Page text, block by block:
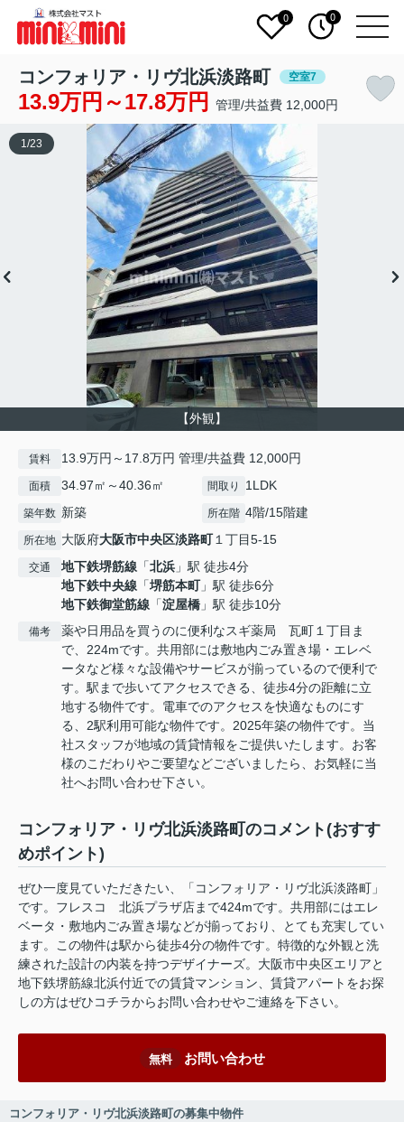
0 0
コンフォリア・リヴ北浜淡路町 空室7
13.9万円～17.8万円 管理/共益費 12,000円
【外観】
1 /23
賃料 13.9万円～17.8万円 管理/共益費 12,000円
面積 34.97㎡～40.36㎡ 間取り 1LDK
築年数 新築 所在階 4階/15階建
所在地 大阪府大阪市中央区淡路町１丁目5-15
交通 地下鉄堺筋線 「北浜 」駅 徒歩4分
地下鉄中央線 「堺筋本町」駅 徒歩6分
地下鉄御堂筋線 「淀屋橋 」駅 徒歩10分
備考
薬や日用品を買うのに便利なスギ薬局 瓦町１丁目ま
で、224mです。共用部には敷地内ごみ置き場・エレベ
ータなど様々な設備やサービスが揃っているので便利で
す。駅まで歩いてアクセスできる、徒歩4分の距離に立
地する物件です。電車でのアクセスを快適なものにす
る、2駅利用可能な物件です。2025年築の物件です。当
社スタッフが地域の賃貸情報をご提供いたします。お客
様のこだわりやご要望などございましたら、お気軽に当
社へお問い合わせ下さい。
コンフォリア・リヴ北浜淡路町のコメント(おすす
めポイント)
ぜひ一度見ていただきたい、「コンフォリア・リヴ北浜淡路町」
です。フレスコ 北浜プラザ店まで424mです。共用部にはエレ
ベータ・敷地内ごみ置き場などが揃っており、とても充実してい
ます。この物件は駅から徒歩4分の物件です。特徴的な外観と洗
練された設計の内装を持つデザイナーズ。大阪市中央区エリアと
地下鉄堺筋線北浜付近での賃貸マンション、賃貸アパートをお探
しの方はぜひコチラからお問い合わせやご連絡を下さい。
無料 お問い合わせ
コンフォリア・リヴ北浜淡路町の募集中物件